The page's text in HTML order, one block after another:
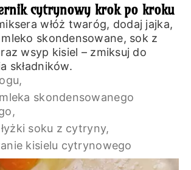
cytrynowy krok po kroku
włóż twaróg, dodaj jajka,
mleko skondensowane, sok z
wsyp kisiel – zmiksuj do
składników.
skondensowanego
soku z cytryny,
kisielu cytrynowego